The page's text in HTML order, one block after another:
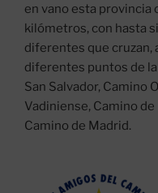
en vano esta provincia
kilómetros, con hasta
diferentes que cruzan,
diferentes puntos de
San Salvador, Camino
Vadiniense, Camino
Camino de Madrid.